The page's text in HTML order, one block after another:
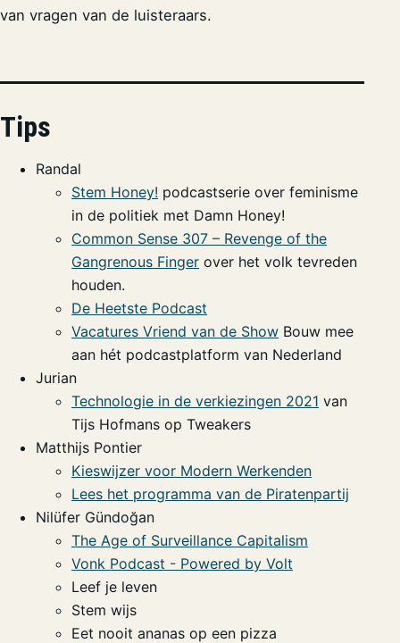
van vragen van de luisteraars.
Tips
Randal
Stem Honey! podcastserie over feminisme
in de politiek met Damn Honey!
Common Sense 307 – Revenge of the
Gangrenous Finger over het volk tevreden
houden.
De Heetste Podcast
Vacatures Vriend van de Show Bouw mee
aan hét podcastplatform van Nederland
Jurian
Technologie in de verkiezingen 2021 van
Tijs Hofmans op Tweakers
Matthijs Pontier
Kieswijzer voor Modern Werkenden
Lees het programma van de Piratenpartij
Nilüfer Gündoğan
The Age of Surveillance Capitalism
Vonk Podcast - Powered by Volt
Leef je leven
Stem wijs
Eet nooit ananas op een pizza